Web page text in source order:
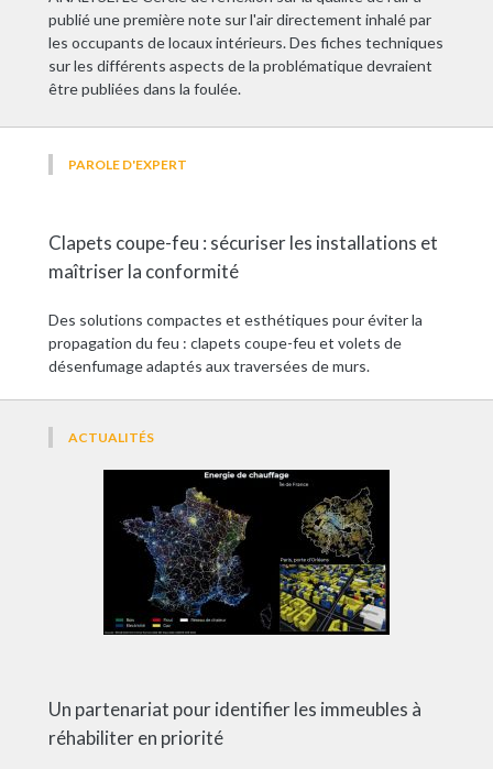
publié une première note sur l'air directement inhalé par
les occupants de locaux intérieurs. Des fiches techniques
sur les différents aspects de la problématique devraient
être publiées dans la foulée.
PAROLE D'EXPERT
Clapets coupe-feu : sécuriser les installations et
maîtriser la conformité
Des solutions compactes et esthétiques pour éviter la
propagation du feu : clapets coupe-feu et volets de
désenfumage adaptés aux traversées de murs.
ACTUALITÉS
Un partenariat pour identifier les immeubles à
réhabiliter en priorité